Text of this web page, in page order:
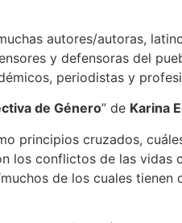
autores/autoras,
y defensoras del
periodistas y
de Género” de Karina
principios cruzados,
los conflictos de las vidas
de los cuales tienen